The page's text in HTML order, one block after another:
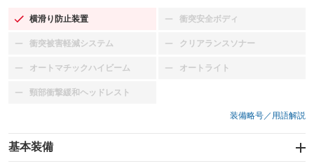
横滑り防止装置
：装備あり 衝突安全ボディ
：装備なし
衝突被害軽減システム
：装備なし クリアランスソナー
：装備なし
オートマチックハイビーム
：装備なし オートライト
：装備なし
頸部衝撃緩和ヘッドレスト
：装備なし
装備略号／用語解説
基本装備